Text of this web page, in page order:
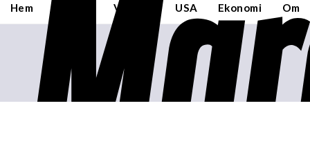
Hem Världen USA Ekonomi Om